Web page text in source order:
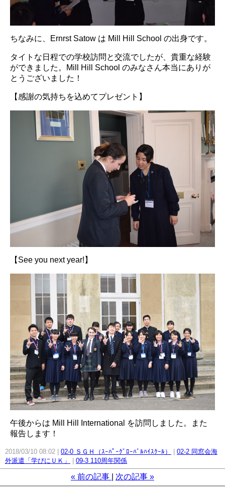
ちなみに、Ernrst Satow は Mill Hill School の出身です。
タイトな日程での学校訪問と交流でしたが、貴重な経験
ができました。Mill Hill School のみなさん本当にありが
とうございました！
【感謝の気持ちを込めてプレゼント】
【See you next year!】
午後からは Mill Hill International を訪問しました。また
報告します！
2018/03/10 08:02 02-0 ＳＧＨ（ｽｰﾊﾟｰｸﾞﾛｰﾊﾞﾙﾊｲｽｸｰﾙ）
02-2 同窓会海
外派遣「学びにＵＫ」
09-3 110周年関係
« 前の記事 次の記事 »